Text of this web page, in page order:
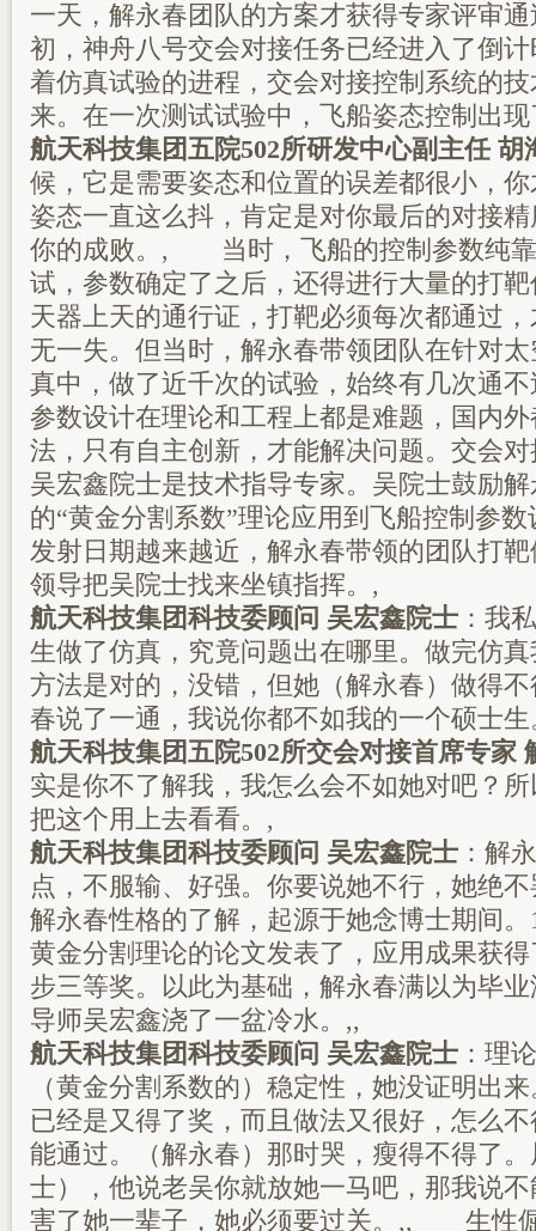
一天，解永春团队的方案才获得专家评
初，神舟八号交会对接任务已经进入了倒
着仿真试验的进程，交会对接控制系统的
来。在一次测试试验中，飞船姿态控制
航天科技集团五院502所研发中心副主任 胡
候，它是需要姿态和位置的误差都很小，
姿态一直这么抖，肯定是对你最后的对接
你的成败。, 当时，飞船的控制参数纯靠
试，参数确定了之后，还得进行大量的打
天器上天的通行证，打靶必须每次都通过
无一失。但当时，解永春带领团队在针对
真中，做了近千次的试验，始终有几次
参数设计在理论和工程上都是难题，国内
法，只有自主创新，才能解决问题。交会
吴宏鑫院士是技术指导专家。吴院士鼓励
的“黄金分割系数”理论应用到飞船控制参
发射日期越来越近，解永春带领的团队打
领导把吴院士找来坐镇指挥。,
航天科技集团科技委顾问 吴宏鑫院士 ：我
生做了仿真，究竟问题出在哪里。做完仿
方法是对的，没错，但她（解永春）做得
春说了一通，我说你都不如我的一个硕
航天科技集团五院502所交会对接首席专家
实是你不了解我，我怎么会不如她对吧？
把这个用上去看看。,
航天科技集团科技委顾问 吴宏鑫院士 ：解
点，不服输、好强。你要说她不行，她
解永春性格的了解，起源于她念博士期间
黄金分割理论的论文发表了，应用成果获
步三等奖。以此为基础，解永春满以为毕
导师吴宏鑫浇了一盆冷水。,,
航天科技集团科技委顾问 吴宏鑫院士 ：理
（黄金分割系数的）稳定性，她没证明出
已经是又得了奖，而且做法又很好，怎么
能通过。（解永春）那时哭，瘦得不得了
士），他说老吴你就放她一马吧，那我说
害了她一辈子，她必须要过关。,, 生性